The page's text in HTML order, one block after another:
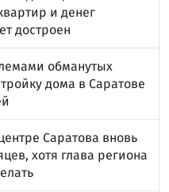
и денег
достроен
обманутых
дома в Саратове
Саратова вновь
хотя глава региона